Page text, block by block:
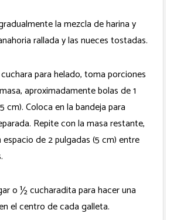
la mezcla de harina y
rallada y las nueces tostadas.
para helado, toma porciones
aproximadamente bolas de 1
cm). Coloca en la bandeja para
Repite con la masa restante,
de 2 pulgadas (5 cm) entre
o ½ cucharadita para hacer una
el centro de cada galleta.